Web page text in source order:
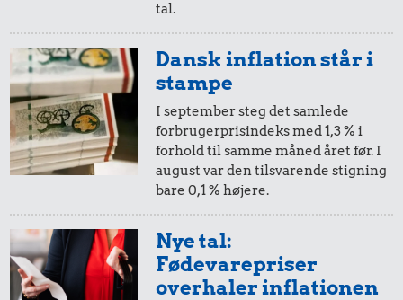
0,20 kr.
0,57 kr.
100 g garn
Pilsner
tal.
Dansk inflation står i
stampe
I september steg det samlede
forbrugerprisindeks med 1,3 % i
forhold til samme måned året før. I
august var den tilsvarende stigning
bare 0,1 % højere.
Nye tal:
Fødevarepriser
overhaler inflationen